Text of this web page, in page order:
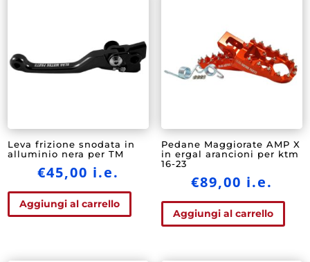
Leva frizione snodata in
alluminio nera per TM
€45,00 i.e.
Aggiungi al carrello
Pedane Maggiorate AMP X
in ergal arancioni per ktm
16-23
€89,00 i.e.
Aggiungi al carrello